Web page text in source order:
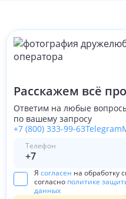
Расскажем всё
Ответим на любые
по вашему запросу
+7 (800) 333-99-63Telegram
Телефон
Я согласен на обработку
согласно политике
данных